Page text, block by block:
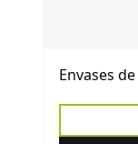
Envases